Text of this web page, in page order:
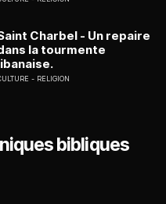
Charbel - Un repaire
la tourmente
RELIGION
bibliques